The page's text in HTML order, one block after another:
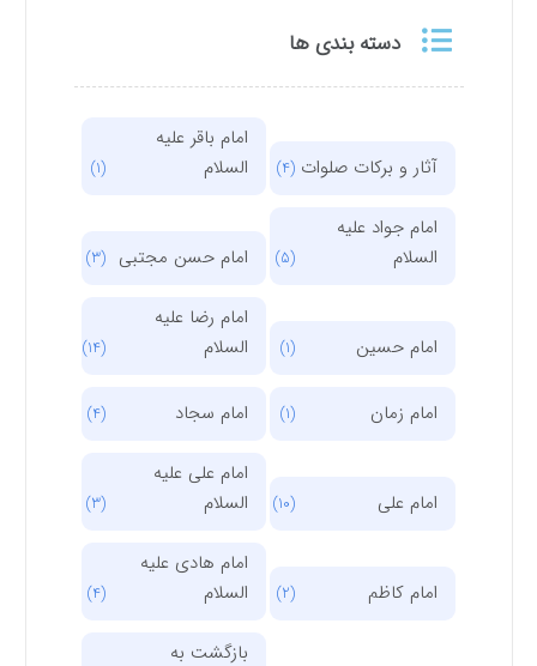
دسته بندی ها
آثار و برکات صلوات(4)
امام باقر علیه
السلام
امام جواد علیه
السلام
امام حسن مجتبی (3)
امام حسین
امام رضا علیه
السلام
امام زمان امام سجاد
امام علی
امام علی علیه
السلام
امام کاظم
امام هادی علیه
السلام
بازگشت به